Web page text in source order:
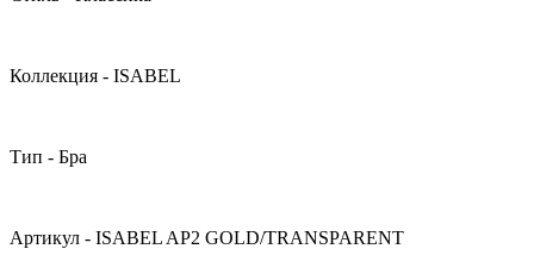
Коллекция - ISABEL
Тип - Бра
Артикул - ISABEL AP2 GOLD/TRANSPARENT